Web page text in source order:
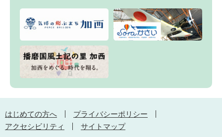
はじめての方へ
プライバシーポリシー
アクセシビリティ
サイトマップ